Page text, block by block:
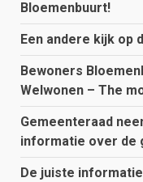
Bloemenbuurt!
Een andere kijk op
Bewoners
Welwonen – The
Gemeenteraad
informatie over de
De juiste